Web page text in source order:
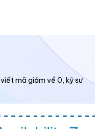
mã giảm về 0, kỹ sư